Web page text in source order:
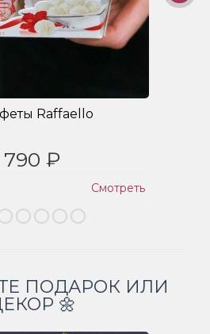
Raffaello
790 ₽
Смотреть
ПОДАРОК ИЛИ
🌼